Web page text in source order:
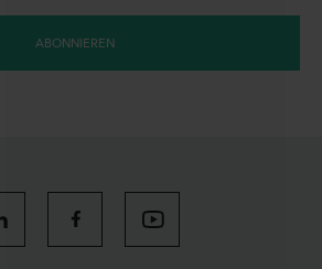
ABONNIEREN